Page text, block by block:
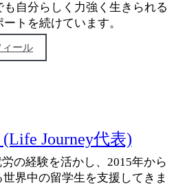
も自分らしく力強く生きられる
ートを続けています。
ィール
(Life Journey代表)
の経験を活かし、2015年から
界中の留学生を支援してきま